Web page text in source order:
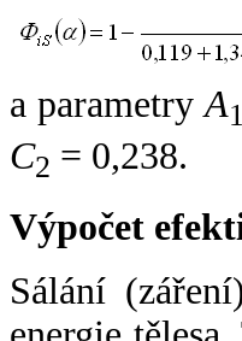
a parametryA1
C2 = 0,238.
Výpočet
Sálání